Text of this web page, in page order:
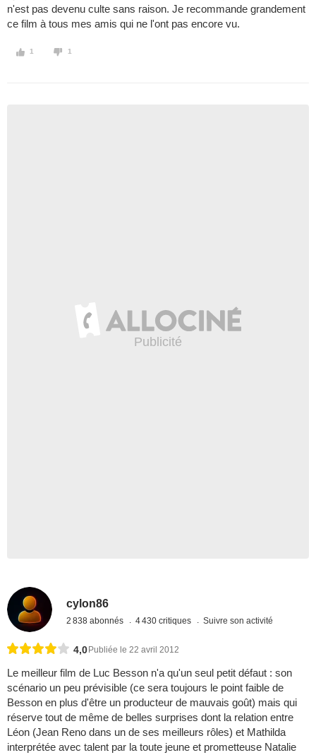
n'est pas devenu culte sans raison. Je recommande grandement
ce film à tous mes amis qui ne l'ont pas encore vu.
1 1
cylon86
2 838 abonnés 4 430 critiques Suivre son activité
4,0 Publiée le 22 avril 2012
Le meilleur film de Luc Besson n'a qu'un seul petit défaut : son
scénario un peu prévisible (ce sera toujours le point faible de
Besson en plus d'être un producteur de mauvais goût) mais qui
réserve tout de même de belles surprises dont la relation entre
Léon (Jean Reno dans un de ses meilleurs rôles) et Mathilda
interprétée avec talent par la toute jeune et prometteuse Natalie